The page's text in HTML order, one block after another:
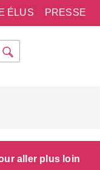
PRESSE
ÉLUS
aller plus loin